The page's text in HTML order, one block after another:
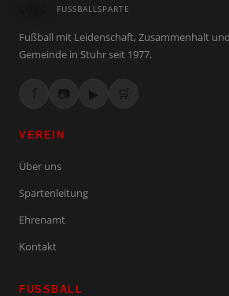
FUSSBALLSPARTE
Fußball mit Leidenschaft, Zusammenhalt
Gemeinde in Stuhr seit 1977.
f 📷 ▶ 🛒
VEREIN
Über uns
Spartenleitung
Ehrenamt
Kontakt
FUSSBALL